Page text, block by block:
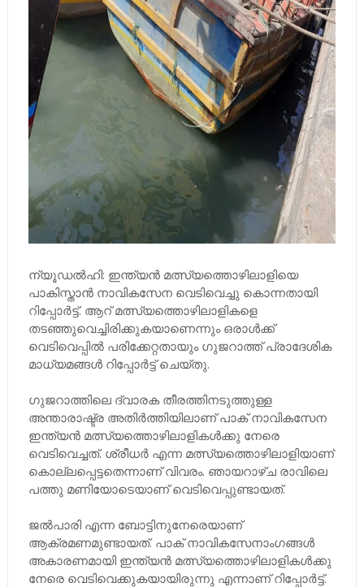
ന്യൂഡല്‍ഹി: ഇന്ത്യന്‍ മത്സ്യത്തൊഴിലാളിയെ
പാകിസ്താന്‍ നാവികസേന വെടിവെച്ചു കൊന്നതായി
റിപ്പോർട്ട്. ആറ് മത്സ്യത്തൊഴിലാളികളെ
തടഞ്ഞുവെച്ചിരിക്കുകയാണെന്നും ഒരാള്‍ക്ക്
വെടിവെപ്പില്‍ പരിക്കേറ്റതായും ഗുജറാത്ത് പ്രാദേശിക
മാധ്യമങ്ങള്‍ റിപ്പോർട്ട് ചെയ്തു.
ഗുജറാത്തിലെ ദ്വാരക തീരത്തിനടുത്തുള്ള
അന്താരാഷ്ട്ര അതിര്‍ത്തിയിലാണ് പാക് നാവികസേന
ഇന്ത്യന്‍ മത്സ്യത്തൊഴിലാളികള്‍ക്കു നേരെ
വെടിവെച്ചത്. ശ്രീധര്‍ എന്ന മത്സ്യത്തൊഴിലാളിയാണ്
കൊല്ലപ്പെട്ടതെന്നാണ് വിവരം. ഞായറാഴ്ച രാവിലെ
പത്തു മണിയോടെയാണ് വെടിവെപ്പുണ്ടായത്.
ജല്‍പാരി എന്ന ബോട്ടിനുനേരെയാണ്
ആക്രമണമുണ്ടായത്. പാക് നാവികസേനാംഗങ്ങള്‍
അകാരണമായി ഇന്ത്യന്‍ മത്സ്യത്തൊഴിലാളികള്‍ക്കു
നേരെ വെടിവെക്കുകയായിരുന്നു എന്നാണ് റിപ്പോര്‍ട്ട്.